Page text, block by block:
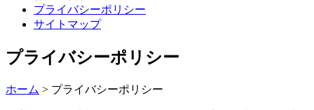
プライバシーポリシー
サイトマップ
プライバシーポリシー
ホーム > プライバシーポリシー